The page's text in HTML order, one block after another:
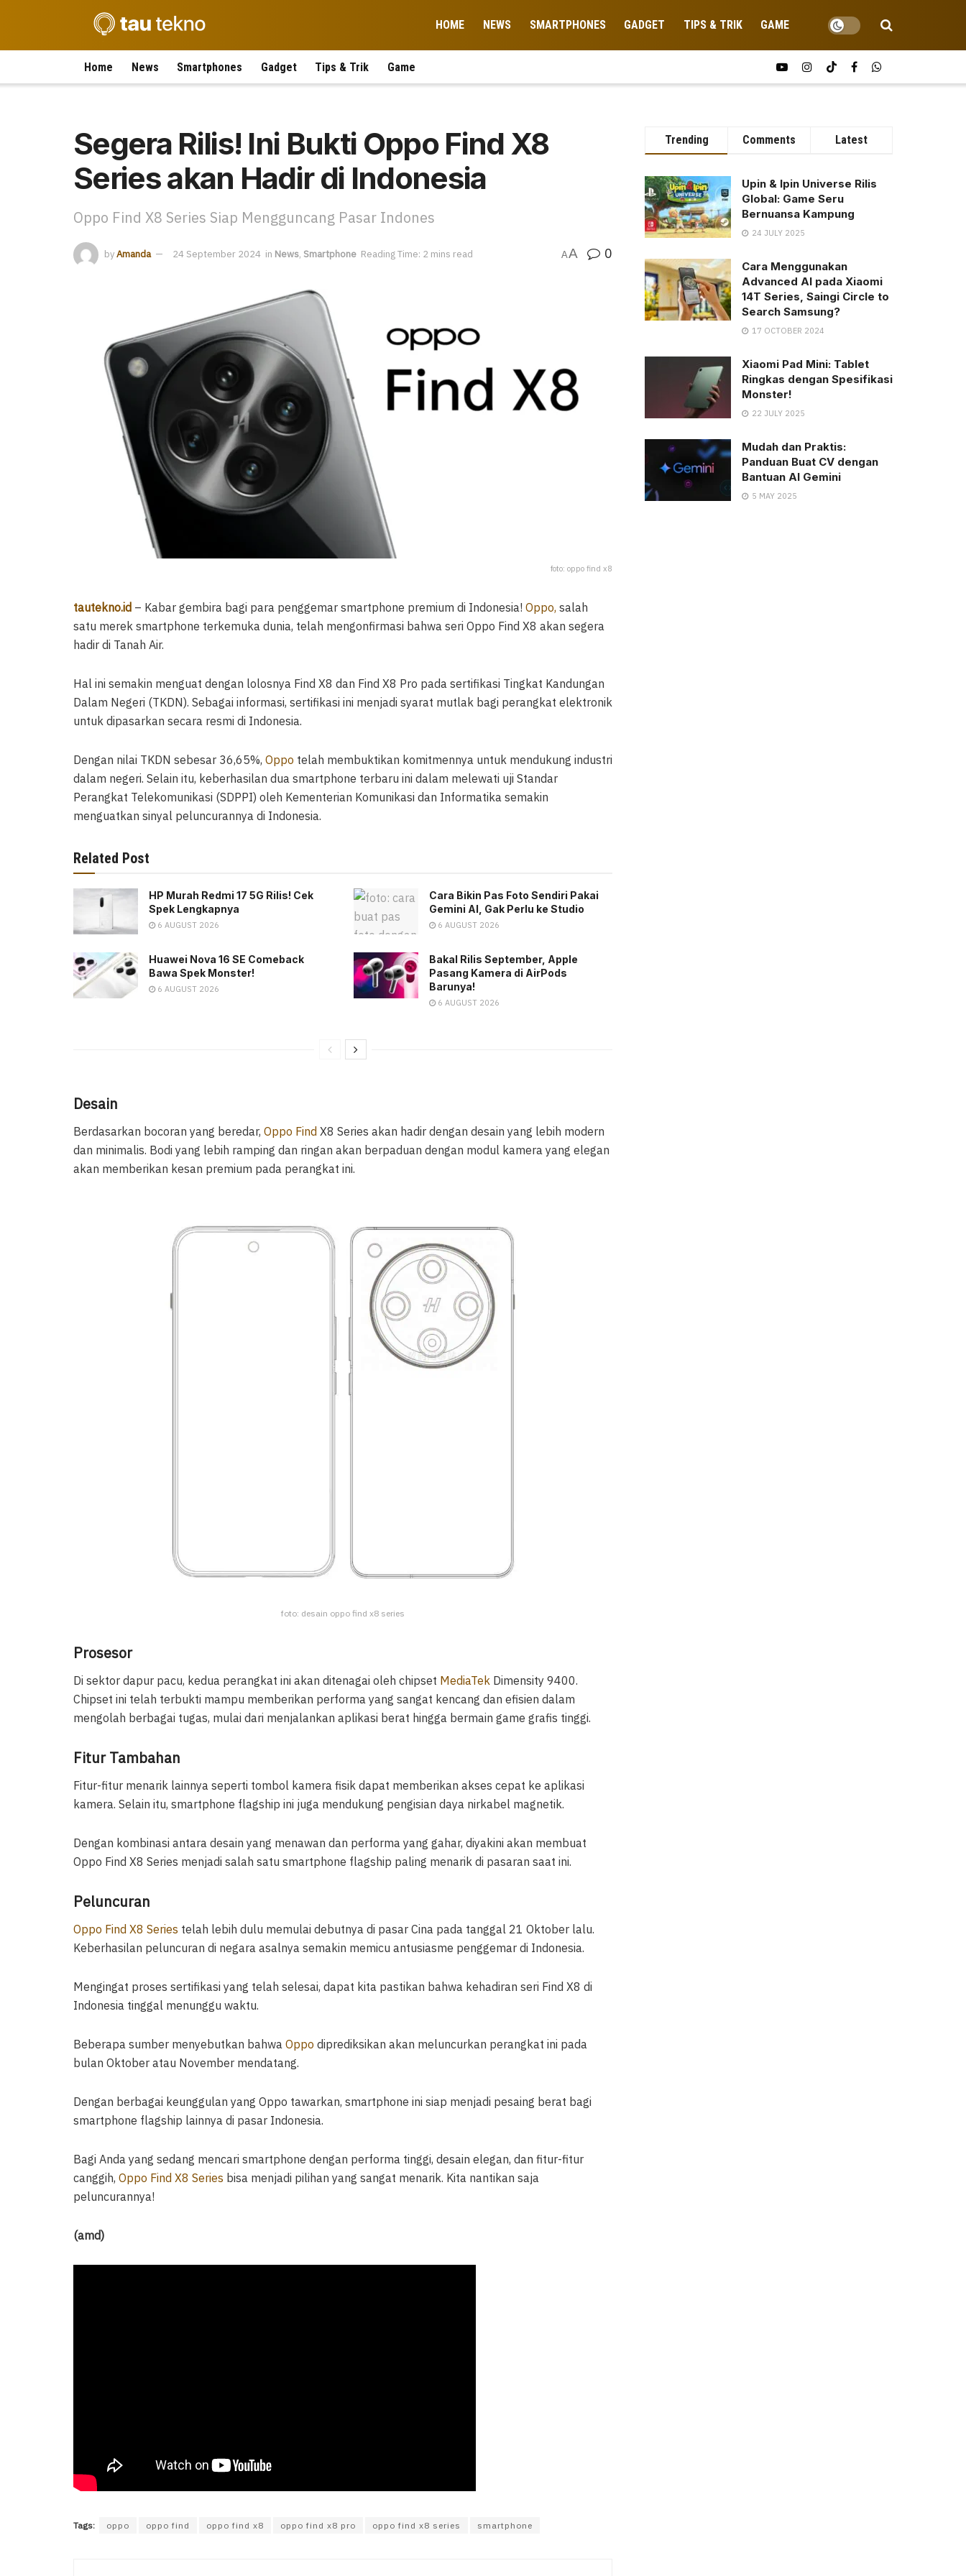
HOME NEWS SMARTPHONES GADGET TIPS & TRIK GAME
Home News Smartphones Gadget Tips & Trik Game
Segera Rilis! Ini Bukti Oppo Find X8
Series akan Hadir di Indonesia
Oppo Find X8 Series Siap Mengguncang Pasar Indones
byAmanda 24 September 2024 in News, Smartphone Reading Time: 2 mins read AA 0
foto: oppo find x8
tautekno.id – Kabar gembira bagi para penggemar smartphone premium di Indonesia! Oppo, salah
satu merek smartphone terkemuka dunia, telah mengonfirmasi bahwa seri Oppo Find X8 akan segera
hadir di Tanah Air.
Hal ini semakin menguat dengan lolosnya Find X8 dan Find X8 Pro pada sertifikasi Tingkat Kandungan
Dalam Negeri (TKDN). Sebagai informasi, sertifikasi ini menjadi syarat mutlak bagi perangkat elektronik
untuk dipasarkan secara resmi di Indonesia.
Dengan nilai TKDN sebesar 36,65%, Oppo telah membuktikan komitmennya untuk mendukung industri
dalam negeri. Selain itu, keberhasilan dua smartphone terbaru ini dalam melewati uji Standar
Perangkat Telekomunikasi (SDPPI) oleh Kementerian Komunikasi dan Informatika semakin
menguatkan sinyal peluncurannya di Indonesia.
Related Post
HP Murah Redmi 17 5G Rilis! Cek
Spek Lengkapnya
6 AUGUST 2026
Cara Bikin Pas Foto Sendiri Pakai
Gemini AI, Gak Perlu ke Studio
6 AUGUST 2026
Huawei Nova 16 SE Comeback
Bawa Spek Monster!
6 AUGUST 2026
Bakal Rilis September, Apple
Pasang Kamera di AirPods
Barunya!
6 AUGUST 2026
Desain
Berdasarkan bocoran yang beredar, Oppo Find X8 Series akan hadir dengan desain yang lebih modern
dan minimalis. Bodi yang lebih ramping dan ringan akan berpaduan dengan modul kamera yang elegan
akan memberikan kesan premium pada perangkat ini.
foto: desain oppo find x8 series
Prosesor
Di sektor dapur pacu, kedua perangkat ini akan ditenagai oleh chipset MediaTek Dimensity 9400.
Chipset ini telah terbukti mampu memberikan performa yang sangat kencang dan efisien dalam
mengolah berbagai tugas, mulai dari menjalankan aplikasi berat hingga bermain game grafis tinggi.
Fitur Tambahan
Fitur-fitur menarik lainnya seperti tombol kamera fisik dapat memberikan akses cepat ke aplikasi
kamera. Selain itu, smartphone flagship ini juga mendukung pengisian daya nirkabel magnetik.
Dengan kombinasi antara desain yang menawan dan performa yang gahar, diyakini akan membuat
Oppo Find X8 Series menjadi salah satu smartphone flagship paling menarik di pasaran saat ini.
Peluncuran
Oppo Find X8 Series telah lebih dulu memulai debutnya di pasar Cina pada tanggal 21 Oktober lalu.
Keberhasilan peluncuran di negara asalnya semakin memicu antusiasme penggemar di Indonesia.
Mengingat proses sertifikasi yang telah selesai, dapat kita pastikan bahwa kehadiran seri Find X8 di
Indonesia tinggal menunggu waktu.
Beberapa sumber menyebutkan bahwa Oppo diprediksikan akan meluncurkan perangkat ini pada
bulan Oktober atau November mendatang.
Dengan berbagai keunggulan yang Oppo tawarkan, smartphone ini siap menjadi pesaing berat bagi
smartphone flagship lainnya di pasar Indonesia.
Bagi Anda yang sedang mencari smartphone dengan performa tinggi, desain elegan, dan fitur-fitur
canggih, Oppo Find X8 Series bisa menjadi pilihan yang sangat menarik. Kita nantikan saja
peluncurannya!
(amd)
Tags: oppo oppo find oppo find x8 oppo find x8 pro oppo find x8 series smartphone
Trending Comments Latest
Upin & Ipin Universe Rilis
Global: Game Seru
Bernuansa Kampung
24 JULY 2025
Cara Menggunakan
Advanced AI pada Xiaomi
14T Series, Saingi Circle to
Search Samsung?
17 OCTOBER 2024
Xiaomi Pad Mini: Tablet
Ringkas dengan Spesifikasi
Monster!
22 JULY 2025
Mudah dan Praktis:
Panduan Buat CV dengan
Bantuan AI Gemini
5 MAY 2025